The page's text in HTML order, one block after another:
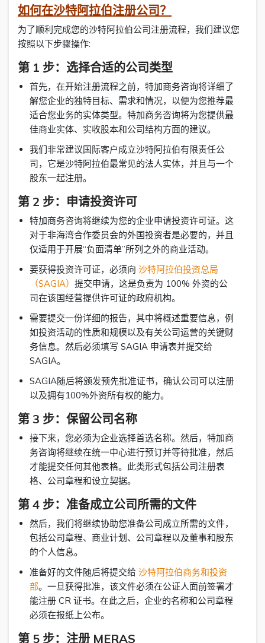
如何在沙特阿拉伯注册公司？
为了顺利完成您的沙特阿拉伯公司注册流程，我们建议您
按照以下步骤操作:
第 1 步：选择合适的公司类型
首先，在开始注册流程之前，特加商务咨询将详细了
解您企业的独特目标、需求和情况，以便为您推荐最
适合您业务的实体类型。特加商务咨询将为您提供最
佳商业实体、实收股本和公司结构方面的建议。
我们非常建议国际客户成立沙特阿拉伯有限责任公
司，它是沙特阿拉伯最常见的法人实体，并且与一个
股东一起注册。
第 2 步：申请投资许可
特加商务咨询将继续为您的企业申请投资许可证。这
对于非海湾合作委员会的外国投资者是必要的，并且
仅适用于开展“负面清单”所列之外的商业活动。
要获得投资许可证，必须向 沙特阿拉伯投资总局
（SAGIA） 提交申请，这是负责为 100% 外资的公
司在该国经营提供许可证的政府机构。
需要提交一份详细的报告，其中将概述重要信息，例
如投资活动的性质和规模以及有关公司运营的关键财
务信息。然后必须填写 SAGIA 申请表并提交给
SAGIA。
SAGIA随后将颁发预先批准证书，确认公司可以注册
以及拥有100%外资所有权的能力。
第 3 步：保留公司名称
接下来，您必须为企业选择首选名称。然后，特加商
务咨询将继续在统一中心进行预订并等待批准，然后
才能提交任何其他表格。此类形式包括公司注册表
格、公司章程和设立契据。
第 4 步：准备成立公司所需的文件
然后，我们将继续协助您准备公司成立所需的文件，
包括公司章程、商业计划、公司章程以及董事和股东
的个人信息。
准备好的文件随后将提交给 沙特阿拉伯商务和投资
部。一旦获得批准，该文件必须在公证人面前签署才
能注册 CR 证书。在此之后，企业的名称和公司章程
必须在报纸上公布。
第 5 步：注册 MERAS